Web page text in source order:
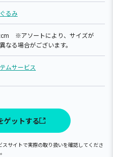
るみ
※アソートにより、サイズが
なる場合がございます。
ムサービス
ゲットする
サイトで実際の取り扱いを確認してくださ